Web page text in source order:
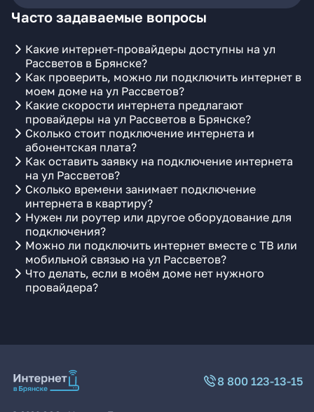
Часто задаваемые вопросы
Какие интернет-провайдеры доступны на ул
Рассветов в Брянске?
Как проверить, можно ли подключить интернет в
моем доме на ул Рассветов?
Какие скорости интернета предлагают
провайдеры на ул Рассветов в Брянске?
Сколько стоит подключение интернета и
абонентская плата?
Как оставить заявку на подключение интернета
на ул Рассветов?
Сколько времени занимает подключение
интернета в квартиру?
Нужен ли роутер или другое оборудование для
подключения?
Можно ли подключить интернет вместе с ТВ или
мобильной связью на ул Рассветов?
Что делать, если в моём доме нет нужного
провайдера?
8 800 123-13-15